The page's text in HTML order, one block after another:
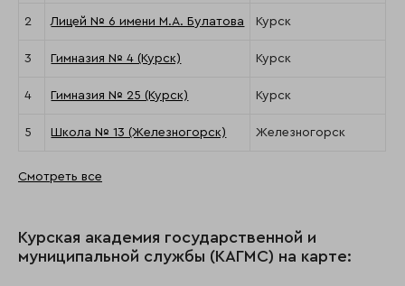
2 Лицей № 6 имени М.А. Булатова Курск
3 Гимназия № 4 (Курск) Курск
4 Гимназия № 25 (Курск) Курск
5 Школа № 13 (Железногорск) Железногорск
Смотреть все
Курская академия государственной и
муниципальной службы (КАГМС) на карте: